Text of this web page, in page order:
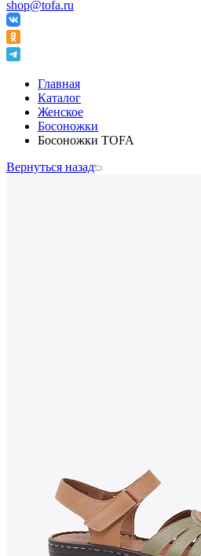
shop@tofa.ru
Главная
Каталог
Женское
Босоножки
Босоножки TOFA
Вернуться назад